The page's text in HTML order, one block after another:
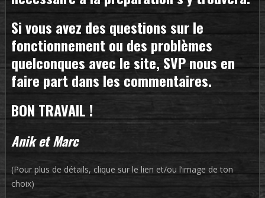
Si vous avez des questions sur le
fonctionnement ou des problèmes
quelconques avec le site, SVP nous en
faire part dans les commentaires.
BON TRAVAIL !
Anik et Marc
(Pour plus de détails, clique sur le lien et/ou l’image de ton
choix)